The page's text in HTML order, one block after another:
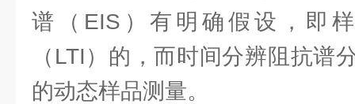
谱（EIS）有明确假设，即
（LTI）的，而时间分辨阻抗谱
的动态样品测量。